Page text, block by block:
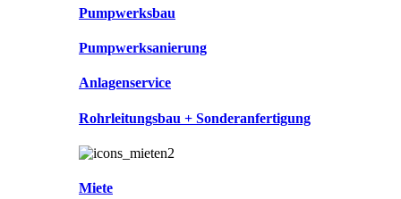
Pumpwerksbau
Pumpwerksanierung
Anlagenservice
Rohrleitungsbau + Sonderanfertigung
Miete